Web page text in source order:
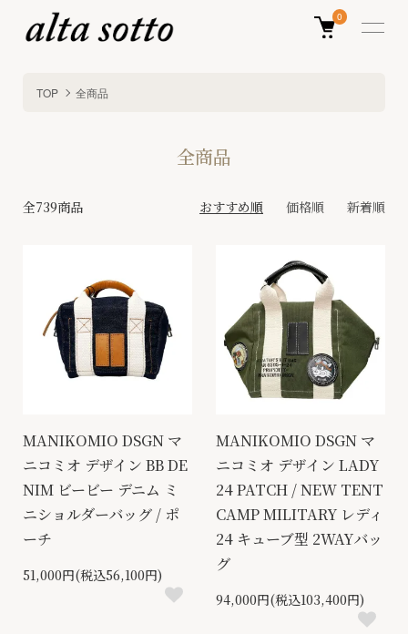
0
TOP 全商品
全商品
全739商品 おすすめ順 価格順 新着順
MANIKOMIO DSGN マ
ニコミオ デザイン BB DE
NIM ビービー デニム ミ
ニショルダーバッグ / ポ
ーチ
51,000円(税込56,100円)
MANIKOMIO DSGN マ
ニコミオ デザイン LADY
24 PATCH / NEW TENT
CAMP MILITARY レディ
24 キューブ型 2WAYバッ
グ
94,000円(税込103,400円)